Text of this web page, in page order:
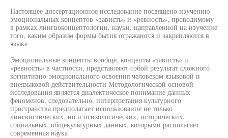
Настоящее диссертационное исследование посвящено изучению
эмоциональных концептов «зависть» и «ревность», проводимому
в рамках лингвоконцептологии, науки, направленной на изучение
того, каким образом формы бытия отражаются и закрепляются в
языке
Эмоциональные концепты вообще, концепты «зависть» и
«ревность» в частности, представляют собой результат сложного
когнитивно-эмоционального освоения человеком языковой и
внеязыковой действительности Методологической основой
исследования является диалектическое понимание данных
феноменов, следовательно, интерпретация культурного
пространства предполагает использование не только
лингвистических, но и психологических, исторических,
социальных, общекультурных данных, которыми располагает
современная наука